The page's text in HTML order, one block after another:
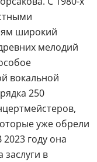
широкий
мелодий
вокальной
250
уже обрели
году она
в